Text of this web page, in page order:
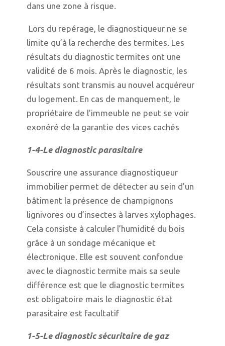
dans une zone à risque.
Lors du repérage, le diagnostiqueur ne se
limite qu’à la recherche des termites. Les
résultats du diagnostic termites ont une
validité de 6 mois. Après le diagnostic, les
résultats sont transmis au nouvel acquéreur
du logement. En cas de manquement, le
propriétaire de l’immeuble ne peut se voir
exonéré de la garantie des vices cachés
1-4-Le diagnostic parasitaire
Souscrire une assurance diagnostiqueur
immobilier permet de détecter au sein d’un
bâtiment la présence de champignons
lignivores ou d’insectes à larves xylophages.
Cela consiste à calculer l’humidité du bois
grâce à un sondage mécanique et
électronique. Elle est souvent confondue
avec le diagnostic termite mais sa seule
différence est que le diagnostic termites
est obligatoire mais le diagnostic état
parasitaire est facultatif
1-5-Le diagnostic sécuritaire de gaz